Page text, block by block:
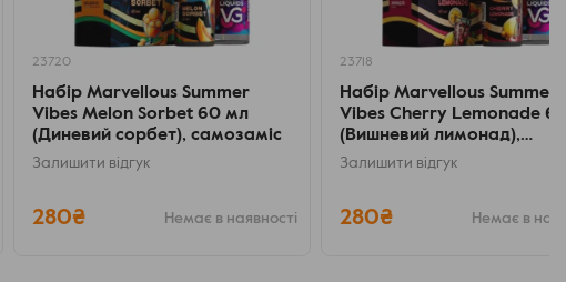
23720
Набір Marvellous Summer
Vibes Melon Sorbet 60 мл
(Диневий сорбет), самозаміс
Залишити відгук
280₴ Немає в наявності
23718
Набір Marvellous Summer
Vibes Cherry Lemonade
(Вишневий лимонад),
самозаміс
Залишити відгук
280₴ Немає в